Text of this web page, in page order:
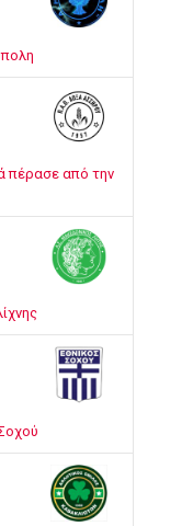
πέρασε από την